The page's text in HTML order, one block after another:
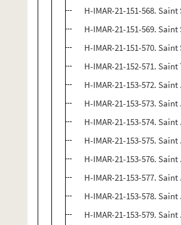
H-IMAR-21-151-568. Saint
H-IMAR-21-151-569. Saint
H-IMAR-21-151-570. Saint
H-IMAR-21-152-571. Saint
H-IMAR-21-153-572.
H-IMAR-21-153-573. Saint
H-IMAR-21-153-574. Saint
H-IMAR-21-153-575. Saint
H-IMAR-21-153-576. Saint
H-IMAR-21-153-577. Saint
H-IMAR-21-153-578. Saint
H-IMAR-21-153-579. Saint